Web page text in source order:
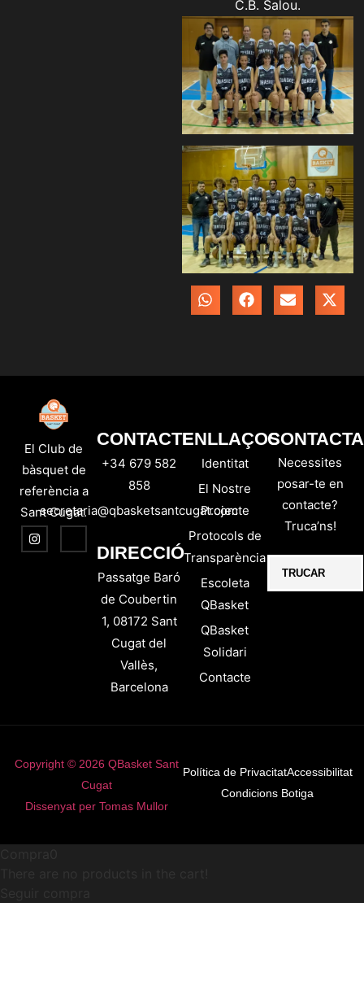
C.B. Salou.
El Club de
bàsquet de
referència a
Sant Cugat.
CONTACTE
+34 679 582
858
secretaria@qbasketsantcugat.com
DIRECCIÓ
Passatge Baró
de Coubertin
1, 08172 Sant
Cugat del
Vallès,
Barcelona
ENLLAÇOS
Identitat
El Nostre
Projecte
Protocols de
Transparència
Escoleta
QBasket
QBasket
Solidari
Contacte
Necessites
posar-te en
contacte?
Truca’ns!
TRUCAR
Copyright © 2026 QBasket Sant
Cugat
Dissenyat per Tomas Mullor
Política de PrivacitatAccessibilitat
Condicions Botiga